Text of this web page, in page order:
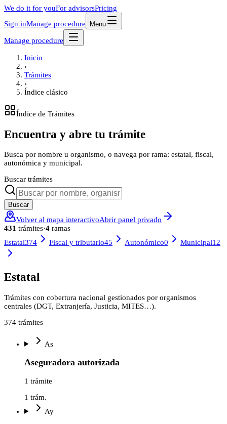
We do it for youFor advisorsPricing
Sign inManage procedure Menu
Manage procedure
Inicio
›
Trámites
›
Índice clásico
Índice de Trámites
Encuentra y abre tu trámite
Busca por nombre u organismo, o navega por rama: estatal, fiscal,
autonómica y municipal.
Buscar trámites
Buscar
Volver al mapa interactivoAbrir panel privado
431 trámites·4 ramas
Estatal374 Fiscal y tributario45 Autonómico0 Municipal12
Estatal
Trámites con cobertura nacional gestionados por organismos
centrales (DGT, Extranjería, Justicia, MITES…).
374 trámites
As
Aseguradora autorizada
1 trámite
1 trám.
Ay